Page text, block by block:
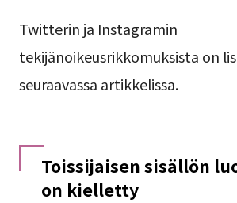
Twitterin ja Instagramin
tekijänoikeusrikkomuksista on
seuraavassa artikkelissa.
Toissijaisen sisällön
on kielletty